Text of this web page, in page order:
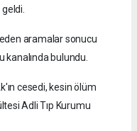
aramalar sonucu
kanalında bulundu.
cesedi, kesin ölüm
Adli Tıp Kurumu